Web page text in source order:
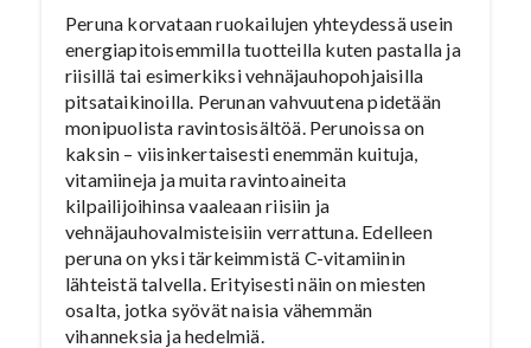
Peruna korvataan ruokailujen yhteydessä usein
energiapitoisemmilla tuotteilla kuten pastalla ja
riisillä tai esimerkiksi vehnäjauhopohjaisilla
pitsataikinoilla. Perunan vahvuutena pidetään
monipuolista ravintosisältöä. Perunoissa on
kaksin – viisinkertaisesti enemmän kuituja,
vitamiineja ja muita ravintoaineita
kilpailijoihinsa vaaleaan riisiin ja
vehnäjauhovalmisteisiin verrattuna. Edelleen
peruna on yksi tärkeimmistä C-vitamiinin
lähteistä talvella. Erityisesti näin on miesten
osalta, jotka syövät naisia vähemmän
vihanneksia ja hedelmiä.